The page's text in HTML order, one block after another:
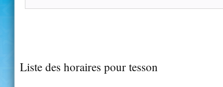
Liste des horaires pour tesson